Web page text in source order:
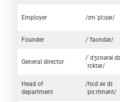
Employer /ɪmˈplɔɪər/
Founder /ˈfaʊndər/
General director
/ˈdʒɛnərəl dɪ
ˈrɛktər/
Head of
department
/hɛd əv dɪ
ˈpɑːrtmənt/